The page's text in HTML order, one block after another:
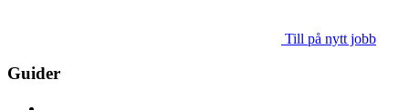
Till på nytt jobb
Guider